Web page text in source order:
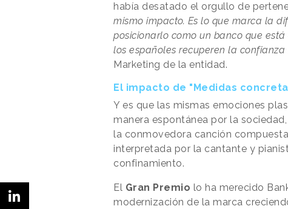
había desatado el orgullo de
mismo impacto. Es lo que marca la
posicionarlo como un banco que
los españoles recuperen la
Marketing de la entidad.
El impacto de "Medidas
Y es que las mismas emociones
manera espontánea por la
la conmovedora canción
interpretada por la cantante y
confinamiento.
El Gran Premio lo ha merecido
modernización de la marca